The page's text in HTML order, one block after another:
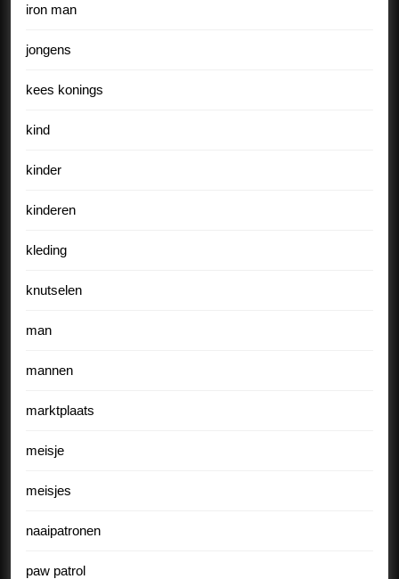
iron man
jongens
kees konings
kind
kinder
kinderen
kleding
knutselen
man
mannen
marktplaats
meisje
meisjes
naaipatronen
paw patrol